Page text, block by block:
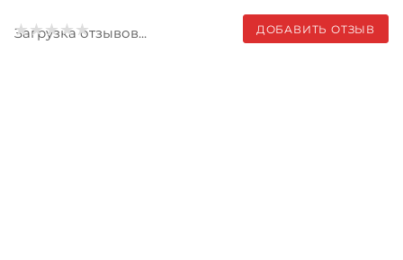
ДОБАВИТЬ ОТЗЫВ
Загрузка отзывов...